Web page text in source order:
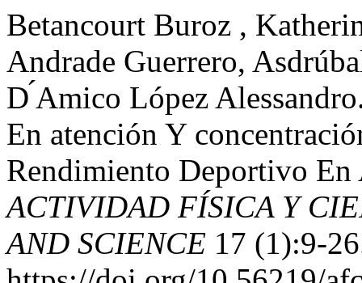
Betancourt Buroz ,
Andrade Guerrero,
D ́Amico López
En atención Y
Rendimiento Deportivo En
ACTIVIDAD FÍSICA Y
AND SCIENCE 17 (1):9-